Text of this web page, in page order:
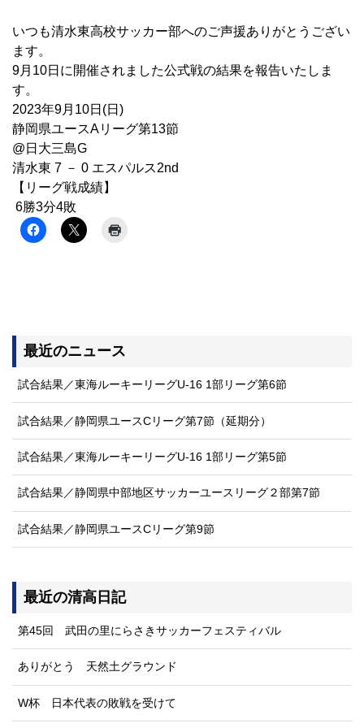
いつも清水東高校サッカー部へのご声援ありがとうござい
ます。
9月10日に開催されました公式戦の結果を報告いたしま
す。
2023年9月10日(日)
静岡県ユースAリーグ第13節
@日大三島G
清水東 7 － 0 エスパルス2nd
【リーグ戦成績】
6勝3分4敗
最近のニュース
試合結果／東海ルーキーリーグU-16 1部リーグ第6節
試合結果／静岡県ユースCリーグ第7節（延期分）
試合結果／東海ルーキーリーグU-16 1部リーグ第5節
試合結果／静岡県中部地区サッカーユースリーグ２部第7節
試合結果／静岡県ユースCリーグ第9節
最近の清高日記
第45回 武田の里にらさきサッカーフェスティバル
ありがとう 天然土グラウンド
W杯 日本代表の敗戦を受けて